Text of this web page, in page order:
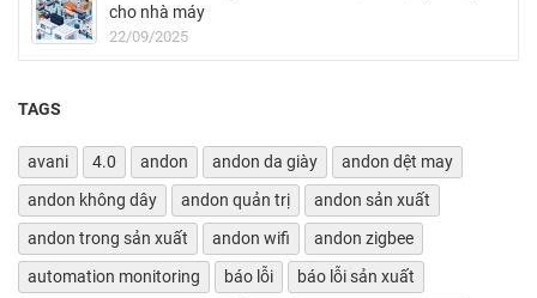
cho nhà máy
22/09/2025
TAGS
avani 4.0 andon andon da giày
andon dệt may
andon không dây
andon quản trị
andon sản xuất
andon trong sản xuất
andon wifi
andon zigbee
automation monitoring
báo lỗi
báo lỗi sản xuất